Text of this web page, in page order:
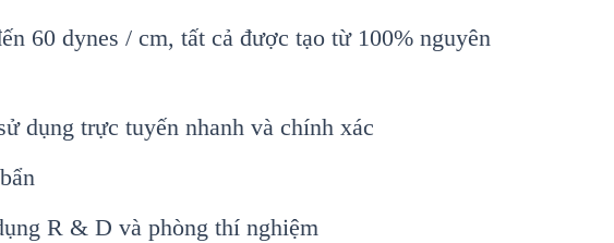
60 dynes / cm, tất cả được tạo từ 100% nguyên
dụng trực tuyến nhanh và chính xác
R & D và phòng thí nghiệm